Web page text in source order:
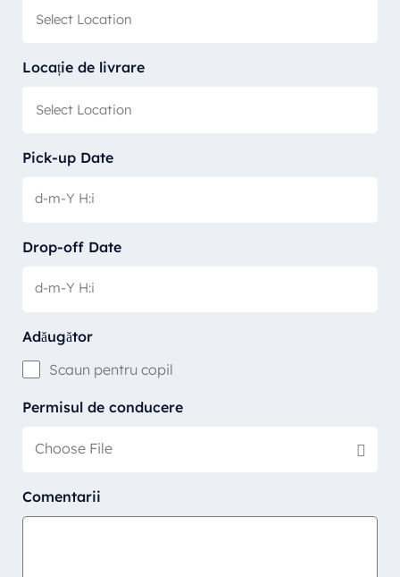
Locație de livrare
Pick-up Date
Drop-off Date
Adăugător
Scaun pentru copil
Permisul de conducere
Choose File
Comentarii